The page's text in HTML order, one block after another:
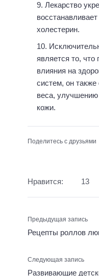
Лекарство
холестерин.
является то,
влияния на
систем, он
веса, улучшению
кожи.
Поделитесь с друзьями
Нравится: 13
Предыдущая запись
Рецепты роллов
Следующая запись
Развивающие